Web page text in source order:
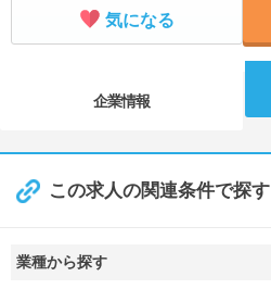
気になる
企業情報
この求人の関連条件で探す
業種から探す